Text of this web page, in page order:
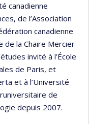
canadienne
de l’Association
canadienne
de la Chaire Mercier
invité à l’École
de Paris, et
et à l’Université
de
depuis 2007.